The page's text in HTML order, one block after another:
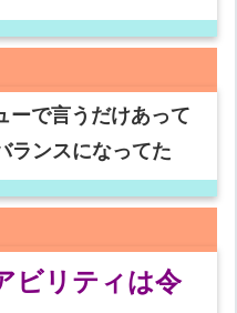
ーで言うだけあって
ランスになってた
ビリティは令